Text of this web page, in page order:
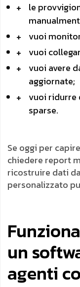
le
vuoi
vuoi
vuoi avere
aggiornate;
vuoi ridurre
sparse.
Se oggi per
chiedere report
ricostruire dati
personalizzato
un
agenti